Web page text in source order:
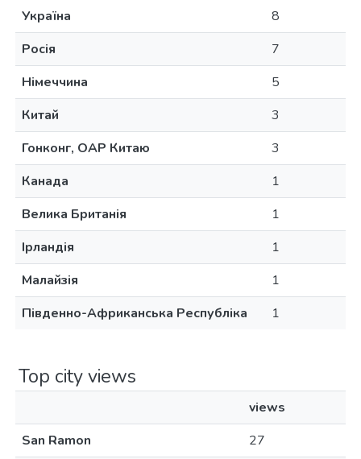
Україна
8
Росія
7
Німеччина
5
Китай
3
Гонконг, ОАР Китаю
3
Канада
1
Велика Британія
1
Ірландія
1
Малайзія
1
Південно-Африканська Республіка
1
Top city views
views
San Ramon
27